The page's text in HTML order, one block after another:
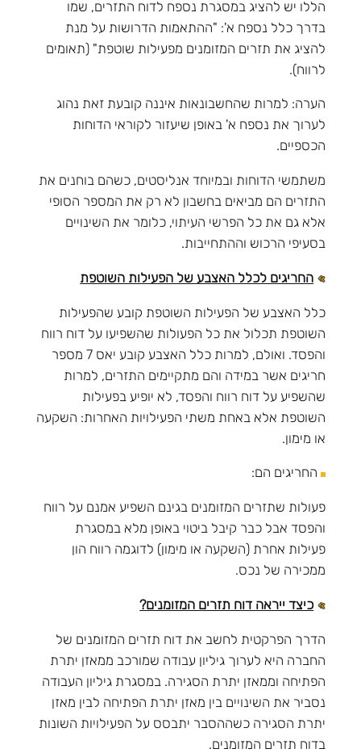
הללו יש להציג במסגרת נספח לדוח התזרים, שמו
בדרך כלל נספח א': "ההתאמות הדרושות על מנת
להציג את תזרים המזומנים מפעילות שוטפת" (תאומים
לרווח).
הערה: למרות שהחשבונאות איננה קובעת זאת נהוג
לערוך את נספח א' באופן שיעזור לקוראי הדוחות
הכספיים.
משתמשי הדוחות ובמיוחד אנליסטים, כשהם בוחנים את
התזרים הם מביאים בחשבון לא רק את המספר הסופי
אלא גם את כל הפרשי העיתוי, כלומר את השינויים
בסעיפי הרכוש וההתחייבות.
החריגים לכלל האצבע של הפעילות השוטפת
כלל האצבע של הפעילות השוטפת קובע שהפעילות
השוטפת תכלול את כל הפעולות שהשפיעו על דוח רווח
והפסד. ואולם, למרות כלל האצבע קובע יאס 7 מספר
חריגים אשר במידה והם מתקיימים התזרים, למרות
שהשפיע על דוח רווח והפסד, לא יופיע בפעילות
השוטפת אלא באחת משתי הפעילויות האחרות: השקעה
או מימון.
החריגים הם:
פעולות שתזרים המזומנים בגינם השפיע אמנם על רווח
והפסד אבל כבר קיבל ביטוי באופן מלא במסגרת
פעילות אחרת (השקעה או מימון) לדוגמה רווח הון
ממכירה של נכס.
כיצד ייראה דוח תזרים המזומנים?
הדרך הפרקטית לחשב את דוח תזרים המזומנים של
החברה היא לערוך גיליון עבודה שמורכב ממאזן יתרת
הפתיחה וממאזן יתרת הסגירה. במסגרת גיליון העבודה
נסביר את השינויים בין מאזן יתרת הפתיחה לבין מאזן
יתרת הסגירה כשההסבר יתבסס על הפעילויות השונות
בדוח תזרים המזומנים.